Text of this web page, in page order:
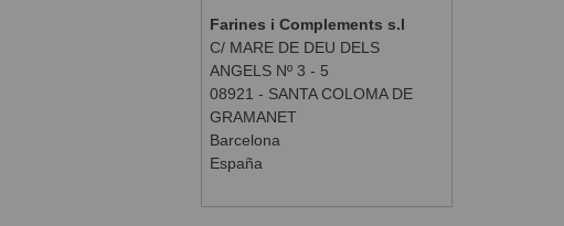
Farines i Complements s.l
C/ MARE DE DEU DELS
ANGELS Nº 3 - 5
08921 - SANTA COLOMA DE
GRAMANET
Barcelona
España